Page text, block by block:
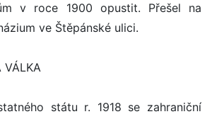
v roce 1900 opustit. Přešel na
ve Štěpánské ulici.
VÁLKA
státu r. 1918 se zahraniční